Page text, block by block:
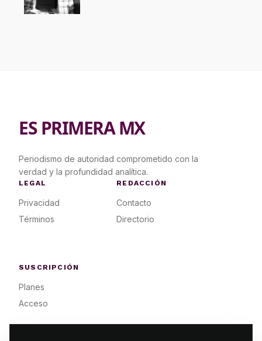
ES PRIMERA MX
Periodismo de autoridad comprometido con la
verdad y la profundidad analítica.
LEGAL
Privacidad
Términos
REDACCIÓN
Contacto
Directorio
SUSCRIPCIÓN
Planes
Acceso